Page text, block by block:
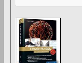
r
i
k
e
n